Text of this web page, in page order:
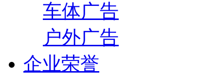
车体广告
户外广告
企业荣誉